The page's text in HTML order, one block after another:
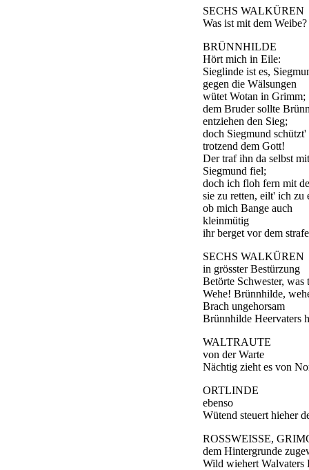
SECHS WALKÜREN
Was ist mit dem Weibe?
BRÜNNHILDE
Hört mich in Eile:
Sieglinde ist es,
gegen die Wälsungen
wütet Wotan in Grimm;
dem Bruder sollte
entziehen den Sieg;
doch Siegmund
trotzend dem Gott!
Der traf ihn da selbst
Siegmund fiel;
doch ich floh fern mit
sie zu retten, eilt' ich zu
ob mich Bange auch
kleinmütig
ihr berget vor dem
SECHS WALKÜREN
in grösster Bestürzung
Betörte Schwester, was
Wehe! Brünnhilde,
Brach ungehorsam
Brünnhilde Heervaters
WALTRAUTE
von der Warte
Nächtig zieht es von
ORTLINDE
ebenso
Wütend steuert hieher
ROSSWEISSE,
dem Hintergrunde
Wild wiehert Walvaters